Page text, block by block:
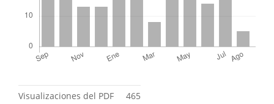
Visualizaciones del PDF
465